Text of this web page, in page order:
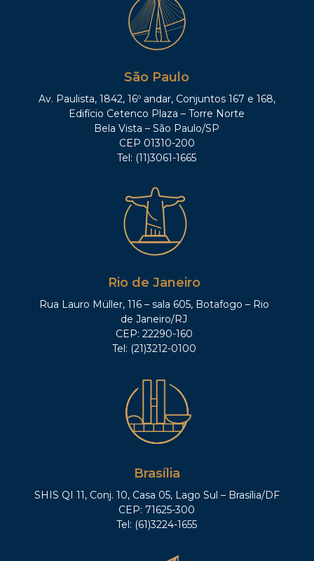
São Paulo
Av. Paulista, 1842, 16º andar, Conjuntos 167 e 168,
Edifício Cetenco Plaza – Torre Norte
Bela Vista – São Paulo/SP
CEP 01310-200
Tel: (11)3061-1665
Rio de Janeiro
Rua Lauro Müller, 116 – sala 605, Botafogo – Rio
de Janeiro/RJ
CEP: 22290-160
Tel: (21)3212-0100
Brasília
SHIS QI 11, Conj. 10, Casa 05, Lago Sul – Brasília/DF
CEP: 71625-300
Tel: (61)3224-1655